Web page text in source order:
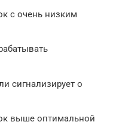
с очень низким
сигнализирует о
выше оптимальной